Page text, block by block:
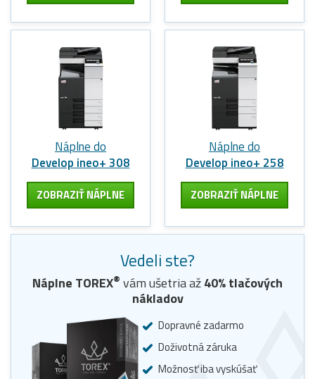
Náplne do
Develop ineo+ 308
ZOBRAZIŤ NÁPLNE
Náplne do
Develop ineo+ 258
ZOBRAZIŤ NÁPLNE
Vedeli ste?
Náplne TOREX® vám ušetria až40% tlačových
nákladov
Dopravné zadarmo
Doživotná záruka
Možnosť iba vyskúšať